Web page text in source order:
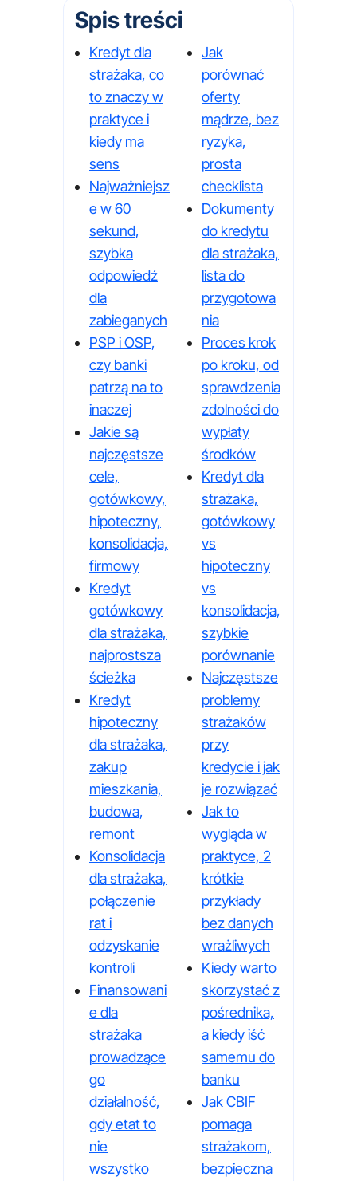
Spis treści
Kredyt dla
strażaka, co
to znaczy w
praktyce i
kiedy ma
sens
Najważniejsz
e w 60
sekund,
szybka
odpowiedź
dla
zabieganych
PSP i OSP,
czy banki
patrzą na to
inaczej
Jakie są
najczęstsze
cele,
gotówkowy,
hipoteczny,
konsolidacja,
firmowy
Kredyt
gotówkowy
dla strażaka,
najprostsza
ścieżka
Kredyt
hipoteczny
dla strażaka,
zakup
mieszkania,
budowa,
remont
Konsolidacja
dla strażaka,
połączenie
rat i
odzyskanie
kontroli
Finansowani
e dla
strażaka
prowadzące
go
działalność,
gdy etat to
nie
wszystko
Jak
porównać
oferty
mądrze, bez
ryzyka,
prosta
checklista
Dokumenty
do kredytu
dla strażaka,
lista do
przygotowa
nia
Proces krok
po kroku, od
sprawdzenia
zdolności do
wypłaty
środków
Kredyt dla
strażaka,
gotówkowy
vs
hipoteczny
vs
konsolidacja,
szybkie
porównanie
Najczęstsze
problemy
strażaków
przy
kredycie i jak
je rozwiązać
Jak to
wygląda w
praktyce, 2
krótkie
przykłady
bez danych
wrażliwych
Kiedy warto
skorzystać z
pośrednika,
a kiedy iść
samemu do
banku
Jak CBIF
pomaga
strażakom,
bezpieczna